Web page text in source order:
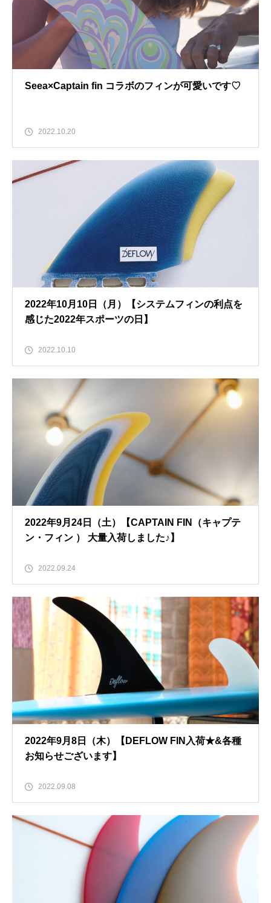
Seea×Captain fin コラボのフィンが可愛いです♡
2022.10.20
2022年10月10日（月）【システムフィンの利点を
感じた2022年スポーツの日】
2022.10.10
2022年9月24日（土）【CAPTAIN FIN（キャプテ
ン・フィン ） 大量入荷しました♪】
2022.09.24
2022年9月8日（木）【DEFLOW FIN入荷★&各種
お知らせございます】
2022.09.08